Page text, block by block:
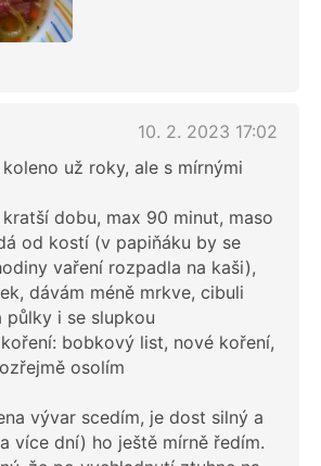
10. 2. 2023 17:02
už roky, ale s mírnými
dobu, max 90 minut, maso
od kostí (v papiňáku by se
vaření rozpadla na kaši),
dávám méně mrkve, cibuli
půlky i se slupkou
bobkový list, nové koření,
osolím
vývar scedím, je dost silný a
více dní) ho ještě mírně ředím.